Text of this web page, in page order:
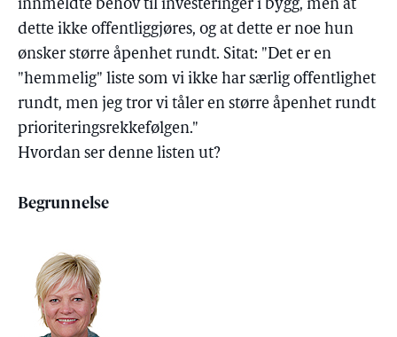
innmeldte behov til investeringer i bygg, men at
dette ikke offentliggjøres, og at dette er noe hun
ønsker større åpenhet rundt. Sitat: "Det er en
"hemmelig" liste som vi ikke har særlig offentlighet
rundt, men jeg tror vi tåler en større åpenhet rundt
prioriteringsrekkefølgen."
Hvordan ser denne listen ut?
Begrunnelse